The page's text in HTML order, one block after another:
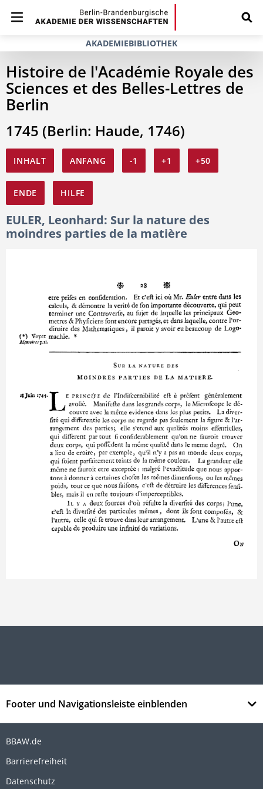
AKADEMIEBIBLIOTHEK
Histoire de l'Académie Royale des
Sciences et des Belles-Lettres de
Berlin
1745 (Berlin: Haude, 1746)
INHALT ANFANG -1 +1 +50
ENDE HILFE
EULER, Leonhard: Sur la nature des
moindres parties de la matière
Footer und Navigationsleiste einblenden
BBAW.de
Barrierefreiheit
Datenschutz